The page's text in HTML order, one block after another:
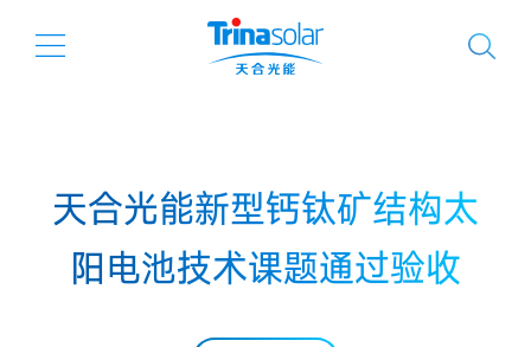
天合光能新型钙钛矿结构太
阳电池技术课题通过验收